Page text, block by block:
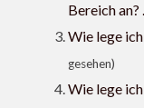
Bereich an?
Wie lege
gesehen)
Wie lege